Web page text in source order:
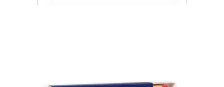
SERVİS ÜRÜNLERİ,KİBRİT